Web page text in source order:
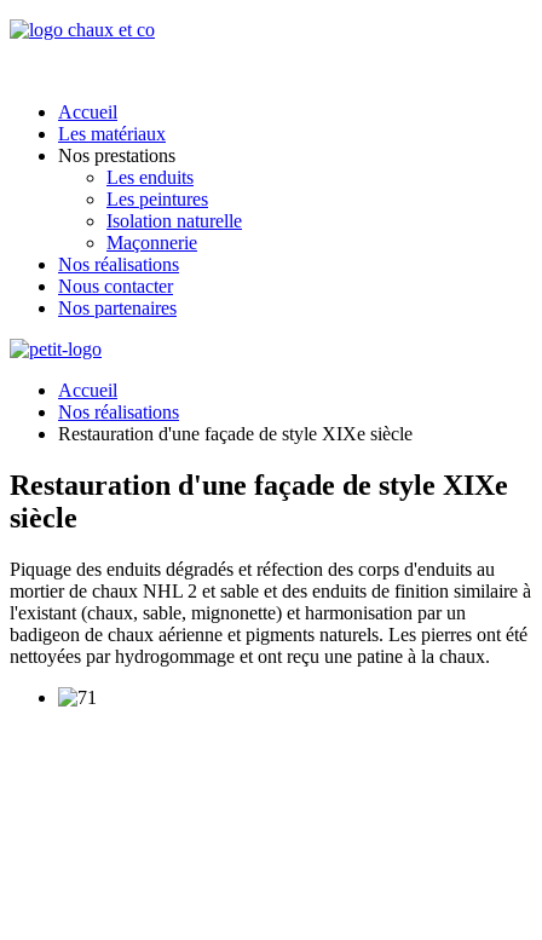
Accueil
Les matériaux
Nos prestations
Les enduits
Les peintures
Isolation naturelle
Maçonnerie
Nos réalisations
Nous contacter
Nos partenaires
Accueil
Nos réalisations
Restauration d'une façade de style XIXe siècle
Restauration d'une façade de style XIXe
siècle
Piquage des enduits dégradés et réfection des corps d'enduits au
mortier de chaux NHL 2 et sable et des enduits de finition similaire à
l'existant (chaux, sable, mignonette) et harmonisation par un
badigeon de chaux aérienne et pigments naturels. Les pierres ont été
nettoyées par hydrogommage et ont reçu une patine à la chaux.